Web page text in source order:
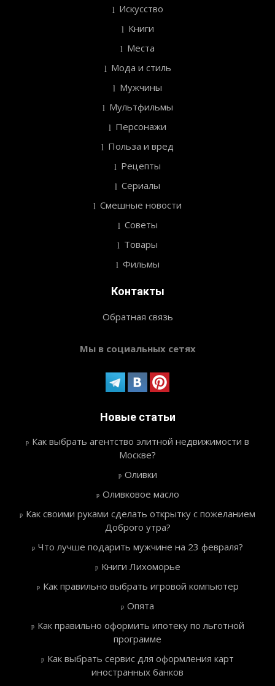
Искусство
Книги
Места
Мода и стиль
Мужчины
Мультфильмы
Персонажи
Польза и вред
Рецепты
Сериалы
Смешные новости
Советы
Товары
Фильмы
Контакты
Обратная связь
Мы в социальных сетях
Новые статьи
Как выбрать агентство элитной недвижимости в
Москве?
Оливки
Оливковое масло
Как своими руками сделать открытку с пожеланием
Доброго утра?
Что лучше подарить мужчине на 23 февраля?
Книги Лихоморье
Как правильно выбрать игровой компьютер
Опята
Как правильно оформить ипотеку по льготной
программе
Как выбрать сервис для оформления карт
иностранных банков